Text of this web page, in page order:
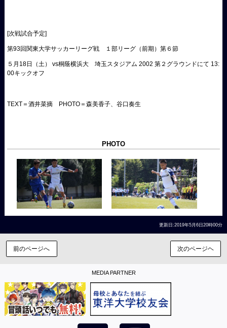
[次戦試合予定]
第93回関東大学サッカーリーグ戦 １部リーグ（前期）第６節
５月18日（土） vs桐蔭横浜大 埼玉スタジアム 2002 第２グラウンドにて 13:
00キックオフ
TEXT＝酒井菜摘 PHOTO＝森美香子、谷口奏生
PHOTO
更新日:2019年5月6日20時00分
前のページへ 次のページヘ
MEDIA PARTNER